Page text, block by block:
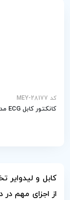
کد MEY-28177
کانکتور کابل ECG مدل SPACELABS